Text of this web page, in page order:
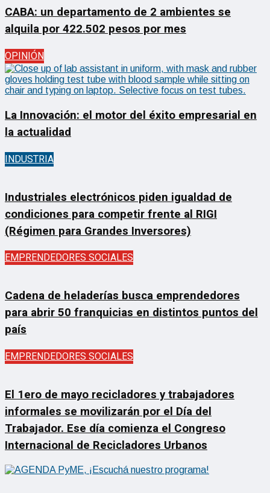
CABA: un departamento de 2 ambientes se
alquila por 422.502 pesos por mes
OPINIÓN
La Innovación: el motor del éxito empresarial en
la actualidad
INDUSTRIA
Industriales electrónicos piden igualdad de
condiciones para competir frente al RIGI
(Régimen para Grandes Inversores)
EMPRENDEDORES SOCIALES
Cadena de heladerías busca emprendedores
para abrir 50 franquicias en distintos puntos del
país
EMPRENDEDORES SOCIALES
El 1ero de mayo recicladores y trabajadores
informales se movilizarán por el Día del
Trabajador. Ese día comienza el Congreso
Internacional de Recicladores Urbanos